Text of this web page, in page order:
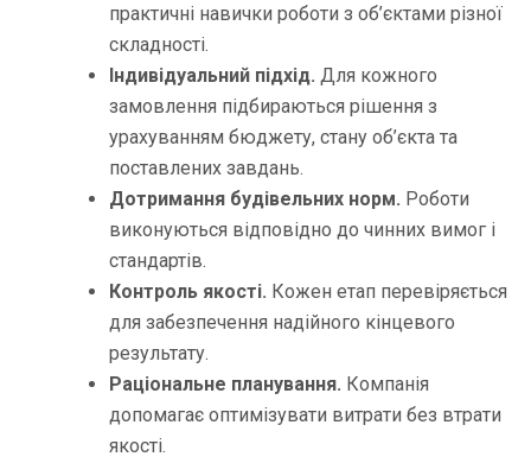
практичні навички роботи з об’єктами різної
складності.
Індивідуальний підхід. Для кожного
замовлення підбираються рішення з
урахуванням бюджету, стану об’єкта та
поставлених завдань.
Дотримання будівельних норм. Роботи
виконуються відповідно до чинних вимог і
стандартів.
Контроль якості. Кожен етап перевіряється
для забезпечення надійного кінцевого
результату.
Раціональне планування. Компанія
допомагає оптимізувати витрати без втрати
якості.